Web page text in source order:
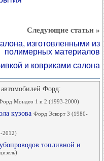
Следующие статьи »
изготовленными из
полимерных материалов
и ковриками салона
автомобилей Форд:
Мондео 1 и 2 (1993-2000)
кузова Форд Эскорт 3 (1980-
2012)
топливной и